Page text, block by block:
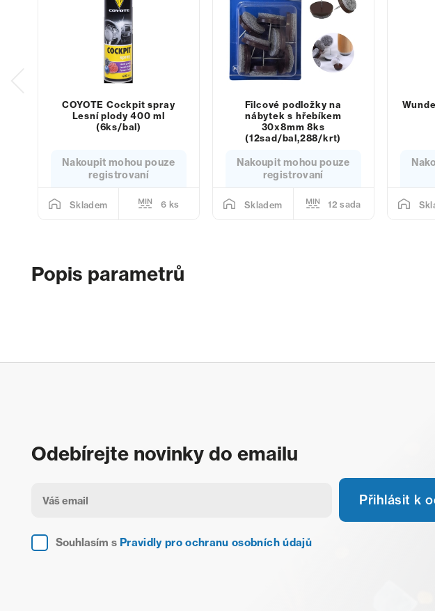
COYOTE Cockpit spray
Lesní plody 400 ml
(6ks/bal)
Nakoupit mohou pouze
registrovaní
Skladem 6 ks
Filcové podložky na
nábytek s hřebíkem
30x8mm 8ks
(12sad/bal,288/krt)
Nakoupit mohou pouze
registrovaní
Skladem 12 sada
Popis parametrů
Odebírejte novinky do emailu
Souhlasím s Pravidly pro ochranu osobních údajů
Přihlásit k